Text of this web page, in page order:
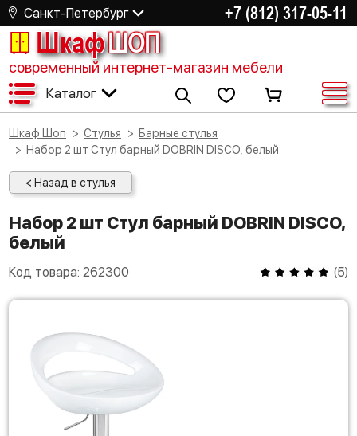
Санкт-Петербург +7 (812) 317-05-11
ШкафШОП
современный интернет-магазин мебели
Каталог
Шкаф Шоп Стулья
Барные стулья
Набор 2 шт Стул барный DOBRIN DISCO, белый
< Назад в стулья
Набор 2 шт Стул барный DOBRIN DISCO,
белый
Код товара: 262300 (5)